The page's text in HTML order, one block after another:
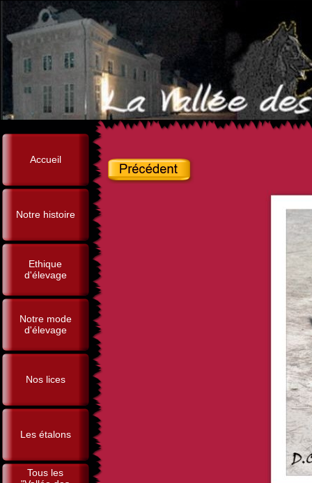
Accueil
Notre histoire
Ethique
d'élevage
Notre mode
d'élevage
Nos lices
Les étalons
Tous les